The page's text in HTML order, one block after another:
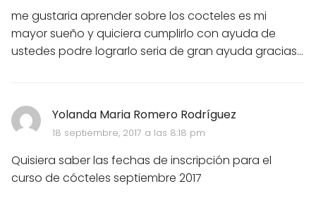
me gustaria aprender sobre los cocteles es mi
mayor sueño y quiciera cumplirlo con ayuda de
ustedes podre lograrlo seria de gran ayuda gracias...
Yolanda Maria Romero Rodríguez
18 septiembre, 2017 a las 8:18 pm
Quisiera saber las fechas de inscripción para el
curso de cócteles septiembre 2017